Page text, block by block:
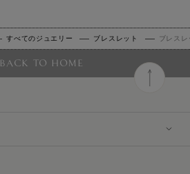
すべてのジュエリー ブレスレット ブレス
BACK TO HOME